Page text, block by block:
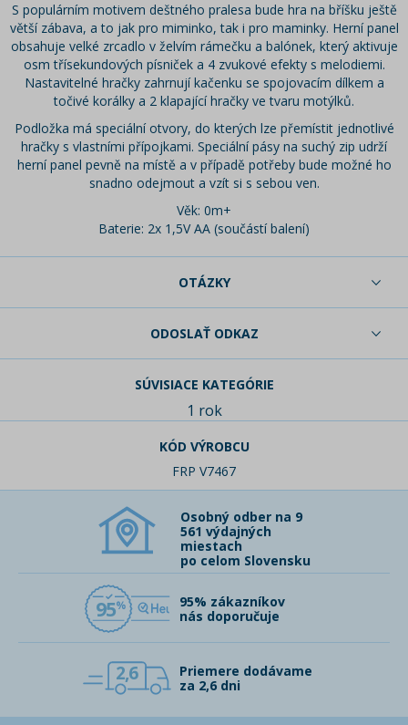
S populárním motivem deštného pralesa bude hra na bříšku ještě
větší zábava, a to jak pro miminko, tak i pro maminky. Herní panel
obsahuje velké zrcadlo v želvím rámečku a balónek, který aktivuje
osm třísekundových písniček a 4 zvukové efekty s melodiemi.
Nastavitelné hračky zahrnují kačenku se spojovacím dílkem a
točivé korálky a 2 klapající hračky ve tvaru motýlků.
Podložka má speciální otvory, do kterých lze přemístit jednotlivé
hračky s vlastními přípojkami. Speciální pásy na suchý zip udrží
herní panel pevně na místě a v případě potřeby bude možné ho
snadno odejmout a vzít si s sebou ven.
Věk: 0m+
Baterie: 2x 1,5V AA (součástí balení)
OTÁZKY
ODOSLAŤ ODKAZ
SÚVISIACE KATEGÓRIE
1 rok
KÓD VÝROBCU
FRP V7467
Osobný odber na 9
561 výdajných
miestach
po celom Slovensku
95
95% zákazníkov
nás doporučuje
2,6
Priemere dodávame
za 2,6 dni